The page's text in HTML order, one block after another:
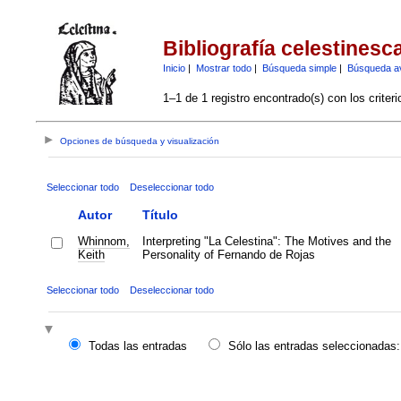
Bibliografía
Inicio| Mostrar todo| Búsqueda simple| Búsqueda
1–1 de 1 registro encontrado(s) con los
Opciones de búsqueda y visualización
Seleccionar todo Deseleccionar todo
Autor Título
Whinnom,
Keith
Interpreting "La Celestina": The Motives and the
Personality of Fernando de Rojas
Seleccionar todo Deseleccionar todo
Todas las entradas
Sólo las entradas seleccionadas: